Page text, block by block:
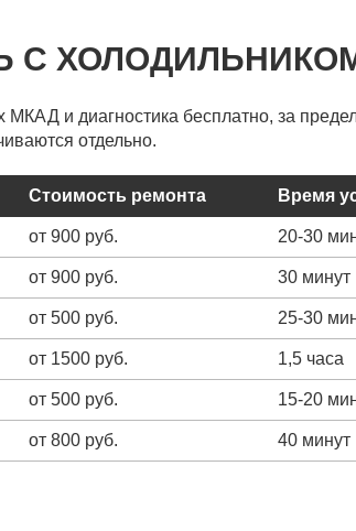
С
и диагностика бесплатно, за
отдельно.
Стоимость ремонта Время
от 900 руб. 20-30
от 900 руб. 30 минут
от 500 руб. 25-30
от 1500 руб. 1,5 часа
от 500 руб. 15-20
от 800 руб. 40 минут